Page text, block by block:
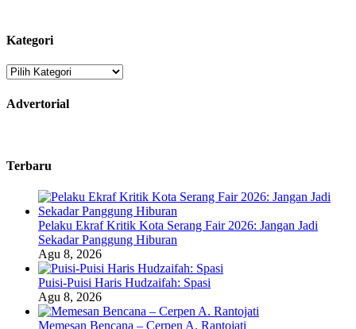
Kategori
Kategori
Advertorial
Terbaru
Pelaku Ekraf Kritik Kota Serang Fair 2026: Jangan Jadi
Sekadar Panggung Hiburan
Agu 8, 2026
Puisi-Puisi Haris Hudzaifah: Spasi
Agu 8, 2026
Memesan Bencana – Cerpen A. Rantojati